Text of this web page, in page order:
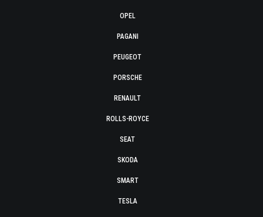
OPEL
PAGANI
PEUGEOT
PORSCHE
RENAULT
ROLLS-ROYCE
SEAT
SKODA
SMART
TESLA